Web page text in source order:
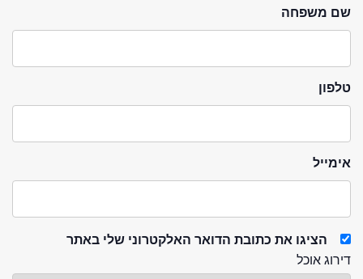
שם משפחה
טלפון
אימייל
הציגו את כתובת הדואר האלקטרוני שלי באתר
דירוג אוכל